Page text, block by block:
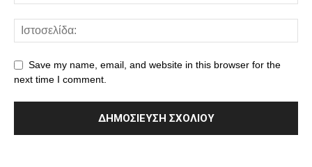
Save my name, email, and website in this browser for the
next time I comment.